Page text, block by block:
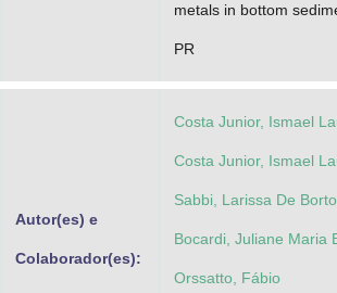
metals in bottom
PR
Autor(es) e
Colaborador(es):
Costa Junior, Ismael
Costa Junior, Ismael
Sabbi, Larissa De
Bocardi, Juliane Maria
Orssatto, Fábio